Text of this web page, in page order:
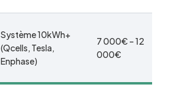
Système 10kWh+
(Qcells, Tesla,
Enphase)
7 000€ – 12
000€